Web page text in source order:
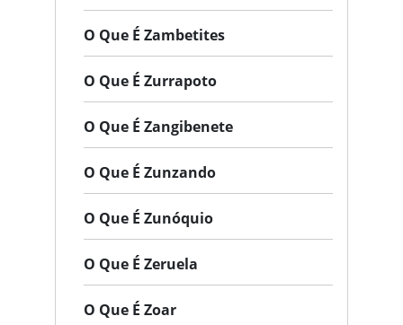
O Que É Zambetites
O Que É Zurrapoto
O Que É Zangibenete
O Que É Zunzando
O Que É Zunóquio
O Que É Zeruela
O Que É Zoar